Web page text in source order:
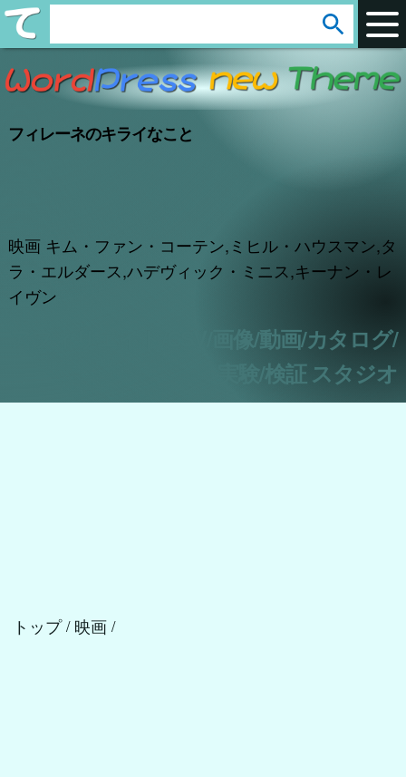
フィレーネのキライなこと
映画 キム・ファン・コーテン,ミヒル・ハウスマン,タ
ラ・エルダース,ハデヴィック・ミニス,キーナン・レ
イヴン
アフィリエイト/CSV/画像/動画/カタログ/
実験/検証 スタジオ
e
a
c
arrow_circle_down
トップ / 映画 /